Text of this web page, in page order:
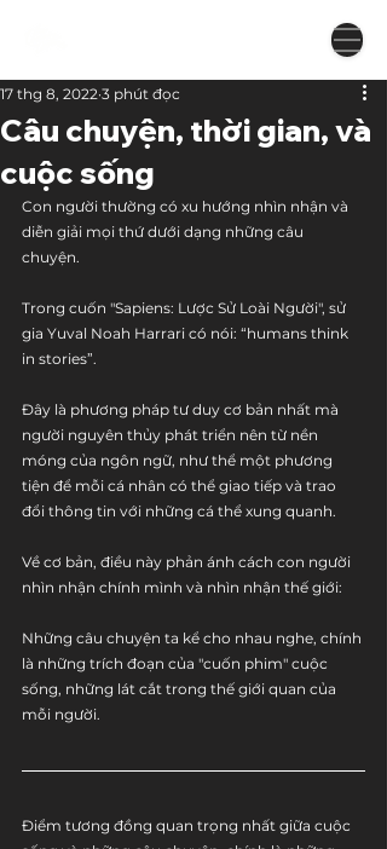
Câu chuyện, thời gian, và
cuộc sống
17 thg 8, 2022 3 phút đọc
Con người thường có xu hướng nhìn nhận và
diễn giải mọi thứ dưới dạng những câu
chuyện.
Trong cuốn "Sapiens: Lược Sử Loài Người", sử
gia Yuval Noah Harrari có nói: “humans think
in stories”.
Đây là phương pháp tư duy cơ bản nhất mà
người nguyên thủy phát triển nên từ nền
móng của ngôn ngữ, như thể một phương
tiện để mỗi cá nhân có thể giao tiếp và trao
đổi thông tin với những cá thể xung quanh.
Về cơ bản, điều này phản ánh cách con người
nhìn nhận chính mình và nhìn nhận thế giới:
Những câu chuyện ta kể cho nhau nghe, chính
là những trích đoạn của "cuốn phim" cuộc
sống, những lát cắt trong thế giới quan của
mỗi người.
Điểm tương đồng quan trọng nhất giữa cuộc